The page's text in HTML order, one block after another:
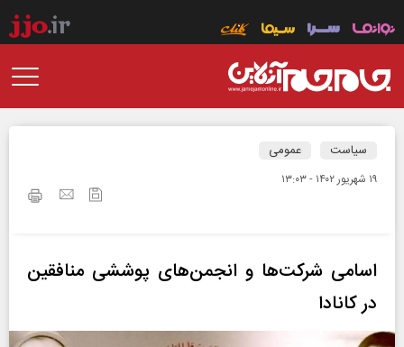
سیاست عمومی
۱۹ شهريور ۱۴۰۲ - ۱۳:۰۳
اسامی شرکت‌ها و انجمن‌های پوششی منافقین
در کانادا